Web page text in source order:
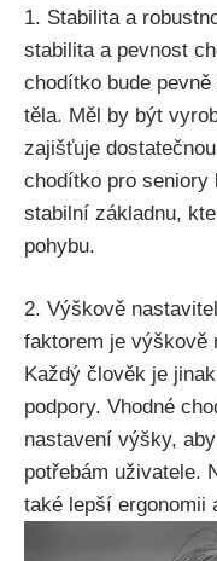
1. Stabilita ​a
stabilita a pevnost
chodítko bude
těla. Měl by být
zajišťuje
chodítko pro seniory
stabilní základnu,⁣
pohybu.
2.⁣ Výškově
faktorem je výškově
Každý člověk je
podpory. ‍Vhodné
nastavení výšky,
potřebám uživatele.
také ‌lepší ergonomii